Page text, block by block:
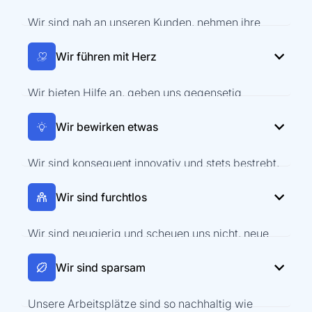
Wir sind nah an unseren Kunden, nehmen ihre
Perspektive ein, schaffen Mehrwert und gehen auf
ihre Bedürfnisse ein.
Partnerschaftlich
Wir führen mit Herz
Wir bieten Hilfe an, geben uns gegensetig
Feedback und unterstützen uns gegenseitig
dabei, uns weiterzuentwickeln und den richtigen
Kurs einzuschlagen.
Feedback geben
Eigenverantwortung für unsere Arbeit
Wir bewirken etwas
Wir sind konsequent innovativ und stets bestrebt,
einen Schritt voraus zu sein, um Veränderungen
voranzutreiben und Dinge zu verbessern.
Wertschöpfung
Wir sind furchtlos
Wir sind neugierig und scheuen uns nicht, neue
Wege zu gehen, indem wir Neues ausprobieren
und neue Perspektiven suchen.
Wir sind sparsam
Unsere Arbeitsplätze sind so nachhaltig wie